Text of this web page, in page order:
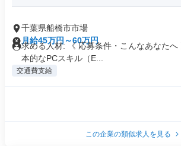
千葉県船橋市市場
月給45万円～60万円
求める人材: 《 応募条件・こんなあなた
本的なPCスキル（E...
交通費支給
この企業の類似求人を見る